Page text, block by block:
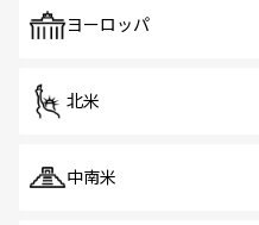
で、ホーカーズは地
ヨーロッパ
北米
中南米